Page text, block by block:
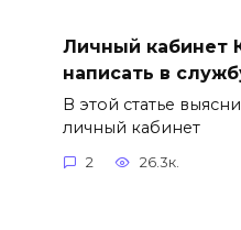
Личный кабинет
написать в
В этой статье
личный кабинет
2 26.3к.